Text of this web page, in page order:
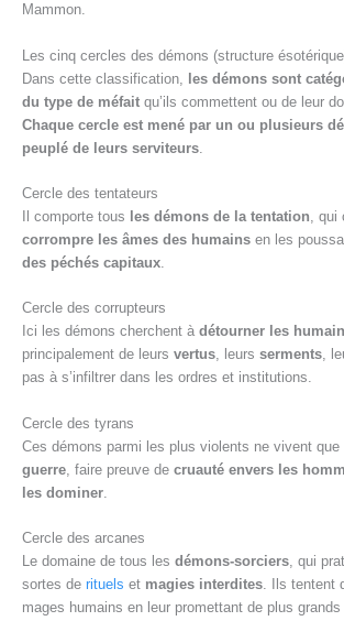
Mammon.
Les cinq cercles des démons (structure
Dans cette classification, les démons sont
du type de méfait qu’ils commettent ou de leur
Chaque cercle est mené par un ou plusieurs
peuplé de leurs serviteurs
Cercle des tentateurs
Il comporte tous les démons de la tentation ,
corrompre les âmes des humains en les
des péchés capitaux
Cercle des corrupteurs
Ici les démons cherchent à détourner les
principalement de leurs vertus, leurs serments,
pas à s’infiltrer dans les ordres et institutions.
Cercle des tyrans
Ces démons parmi les plus violents ne vivent que
guerre , faire preuve de cruauté envers les
les dominer
Cercle des arcanes
Le domaine de tous les démons-sorciers, qui
sortes de rituels et magies interdites. Ils tentent
mages humains en leur promettant de plus